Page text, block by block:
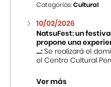
Categorías:Cultural
10/02/2026
NatsuFest: un
propone una
...:Se realizará el
el Centro Cultural
Ver más